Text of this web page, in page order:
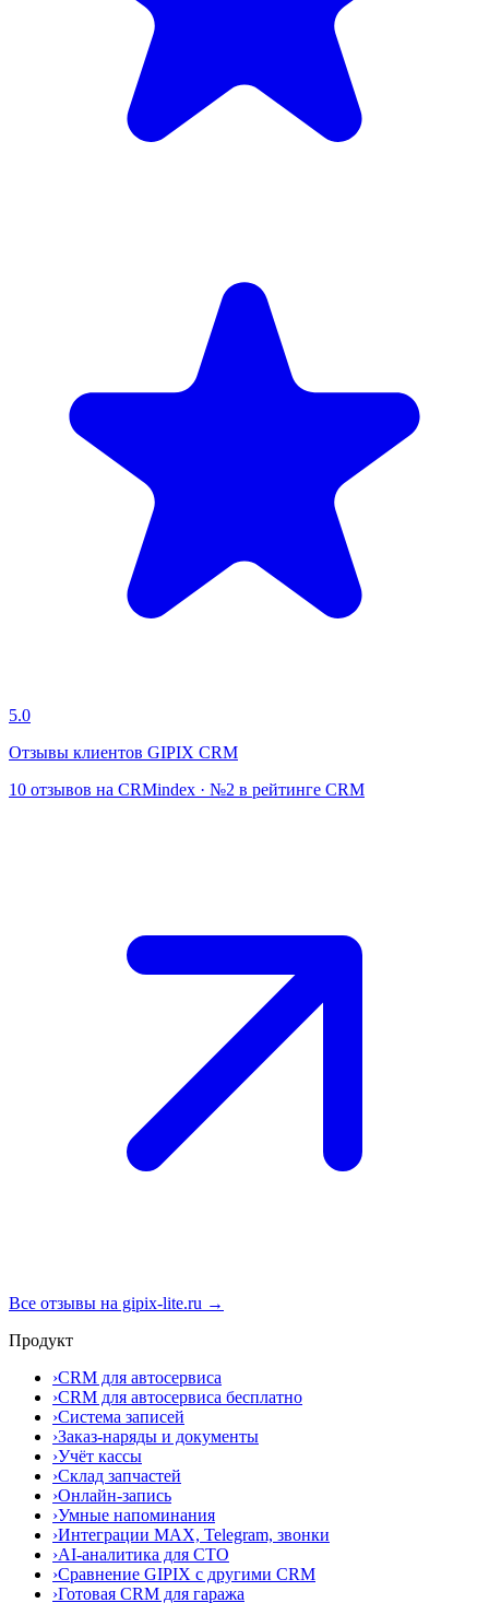
5.0
Отзывы клиентов GIPIX CRM
10 отзывов на CRMindex · №2 в рейтинге CRM
Все отзывы на gipix-lite.ru →
Продукт
›CRM для автосервиса
›CRM для автосервиса бесплатно
›Система записей
›Заказ-наряды и документы
›Учёт кассы
›Склад запчастей
›Онлайн-запись
›Умные напоминания
›Интеграции MAX, Telegram, звонки
›AI-аналитика для СТО
›Сравнение GIPIX с другими CRM
›Готовая CRM для гаража